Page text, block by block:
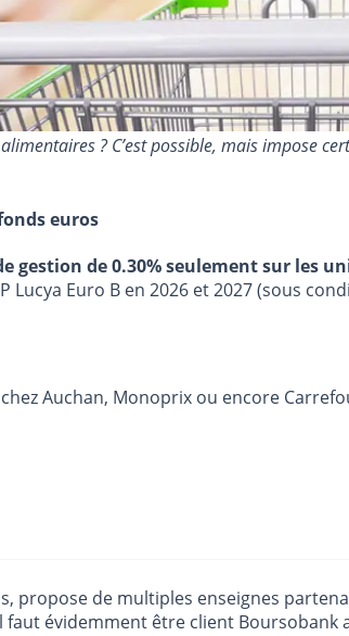
? C’est possible, mais impose
euros
gestion de 0.30% seulement sur les
Euro B en 2026 et 2027 (sous
Auchan, Monoprix ou encore
propose de multiples enseignes
évidemment être client